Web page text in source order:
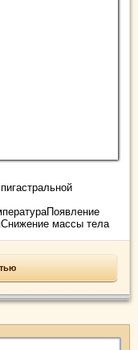
массы тела